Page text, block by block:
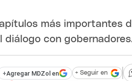
más importantes
diálogo con
+Agregar MDZol en + Seguir en